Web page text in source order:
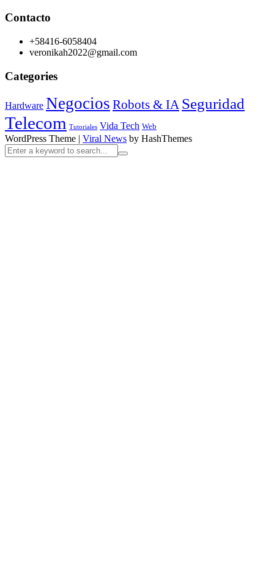
Contacto
+58416-6058404
veronikah2022@gmail.com
Categories
Hardware Negocios Robots & IA Seguridad
Telecom Tutoriales Vida Tech Web
WordPress Theme | Viral News by HashThemes